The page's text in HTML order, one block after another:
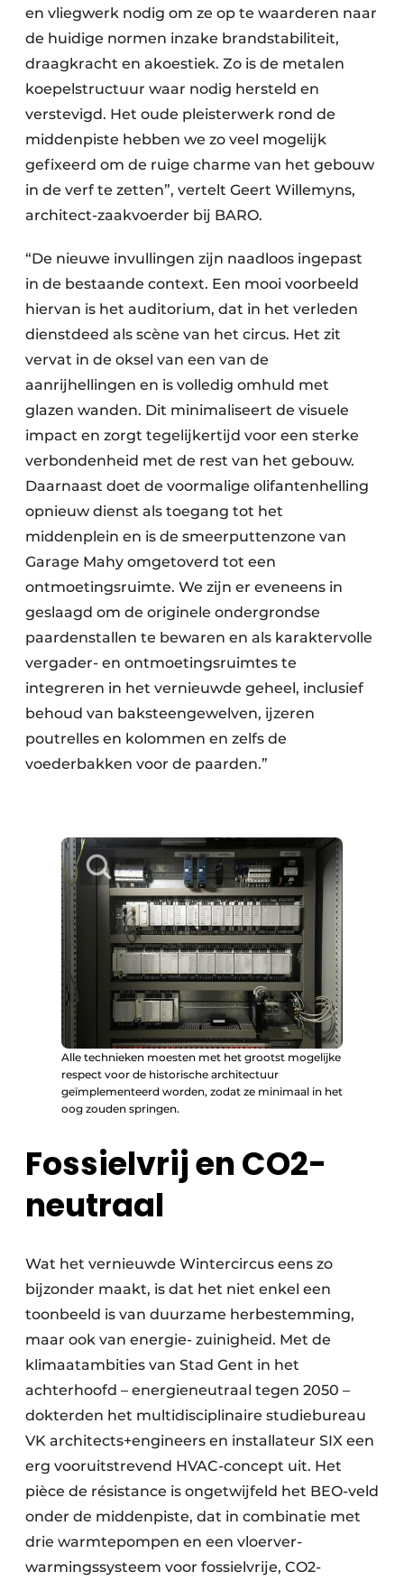
en vliegwerk nodig om ze op te waarderen naar
de huidige normen inzake brandstabiliteit,
draagkracht en akoestiek. Zo is de metalen
koepelstructuur waar nodig hersteld en
verstevigd. Het oude pleisterwerk rond de
middenpiste hebben we zo veel mogelijk
gefixeerd om de ruige charme van het gebouw
in de verf te zetten”, vertelt Geert Willemyns,
architect-zaakvoerder bij BARO.
“De nieuwe invullingen zijn naadloos ingepast
in de bestaande context. Een mooi voorbeeld
hiervan is het auditorium, dat in het verleden
dienstdeed als scène van het circus. Het zit
vervat in de oksel van een van de
aanrijhellingen en is volledig omhuld met
glazen wanden. Dit minimaliseert de visuele
impact en zorgt tegelijkertijd voor een sterke
verbondenheid met de rest van het gebouw.
Daarnaast doet de voormalige olifantenhelling
opnieuw dienst als toegang tot het
middenplein en is de smeerputtenzone van
Garage Mahy omgetoverd tot een
ontmoetingsruimte. We zijn er eveneens in
geslaagd om de originele ondergrondse
paardenstallen te bewaren en als karaktervolle
vergader- en ontmoetingsruimtes te
integreren in het vernieuwde geheel, inclusief
behoud van baksteengewelven, ijzeren
poutrelles en kolommen en zelfs de
voederbakken voor de paarden.”
Alle technieken moesten met het grootst mogelijke
respect voor de historische architectuur
geïmplementeerd worden, zodat ze minimaal in het
oog zouden springen.
Fossielvrij en CO2-
neutraal
Wat het vernieuwde Wintercircus eens zo
bijzonder maakt, is dat het niet enkel een
toonbeeld is van duurzame herbestemming,
maar ook van energie- zuinigheid. Met de
klimaatambities van Stad Gent in het
achterhoofd – energieneutraal tegen 2050 –
dokterden het multidisciplinaire studiebureau
VK architects+engineers en installateur SIX een
erg vooruitstrevend HVAC-concept uit. Het
pièce de résistance is ongetwijfeld het BEO-veld
onder de middenpiste, dat in combinatie met
drie warmtepompen en een vloerver-
warmingssysteem voor fossielvrije, CO2-